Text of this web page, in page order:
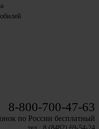
8-800-700-47-63
по России бесплатный